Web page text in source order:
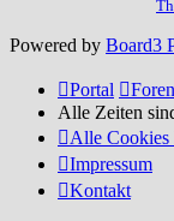
Powered by Board3
Portal
Alle Zeiten
Alle Cookies
Impressum
Kontakt